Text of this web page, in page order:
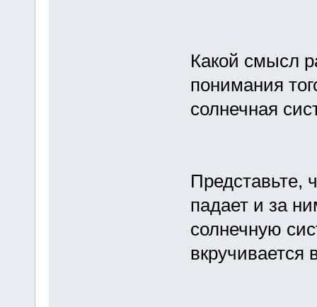
Какой смысл
понимания
солнечная
Представьте,
падает и за
солнечную
вкручивается